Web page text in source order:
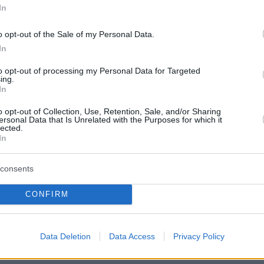
opt-out of the Sale of my Personal Data.
opt-out of processing my Personal Data for Targeted
opt-out of Collection, Use, Retention, Sale, and/or Sharing
Data that Is Unrelated with the Purposes for which it
CONFIRM
Data Deletion Data Access Privacy Policy
ΣΧΟΛΙΟΥ
* EMAIL